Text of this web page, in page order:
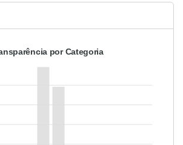
por Categoria